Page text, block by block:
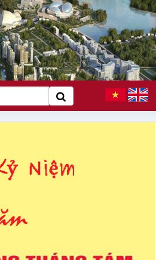
Viện Quy hoạch xây dựng Hà
với Quy hoạch tổng thể Thủ đô Hà